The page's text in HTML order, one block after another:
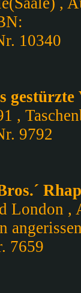
10340
,
9792
,
7659